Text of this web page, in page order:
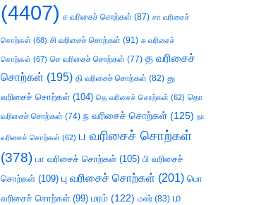
(4407) ச வரிசைச் சொற்கள் (87) சா வரிசைச்
சொற்கள் (68) சி வரிசைச் சொற்கள் (91) சு வரிசைச்
சொற்கள் (67) செ வரிசைச் சொற்கள் (77) த வரிசைச்
சொற்கள் (195) தி வரிசைச் சொற்கள் (82) து
வரிசைச் சொற்கள் (104) தெ வரிசைச் சொற்கள் (62) தொ
வரிசைச் சொற்கள் (74) ந வரிசைச் சொற்கள் (125) நா
வரிசைச் சொற்கள் (62) ப வரிசைச் சொற்கள்
(378) பா வரிசைச் சொற்கள் (105) பி வரிசைச்
சொற்கள் (109) பு வரிசைச் சொற்கள் (201) பொ
வரிசைச் சொற்கள் (99) மரம் (122) மலர் (83) ம